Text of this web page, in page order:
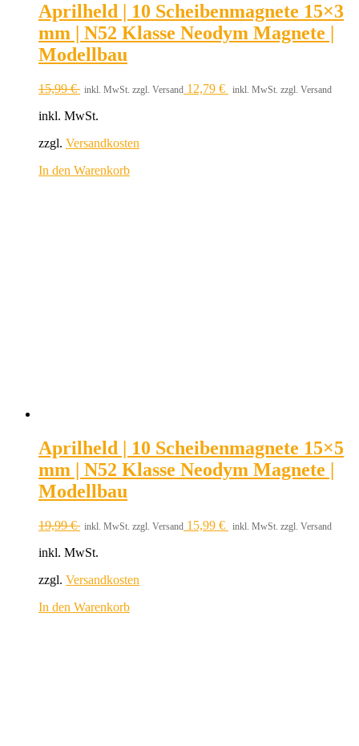
Aprilheld | 10 Scheibenmagnete 15×3
mm | N52 Klasse Neodym Magnete |
Modellbau
15,99€ inkl. MwSt. zzgl. Versand 12,79 € inkl. MwSt. zzgl. Versand
inkl. MwSt.
zzgl. Versandkosten
In den Warenkorb
Aprilheld | 10 Scheibenmagnete 15×5
mm | N52 Klasse Neodym Magnete |
Modellbau
19,99€ inkl. MwSt. zzgl. Versand 15,99 € inkl. MwSt. zzgl. Versand
inkl. MwSt.
zzgl. Versandkosten
In den Warenkorb